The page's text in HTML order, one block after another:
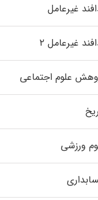
غیرعامل
غیرعامل ۲
علوم اجتماعی
ورزشی